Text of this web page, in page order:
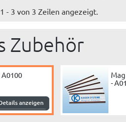
- 3 von 3 Zeilen angezeigt.
Zubehör
-